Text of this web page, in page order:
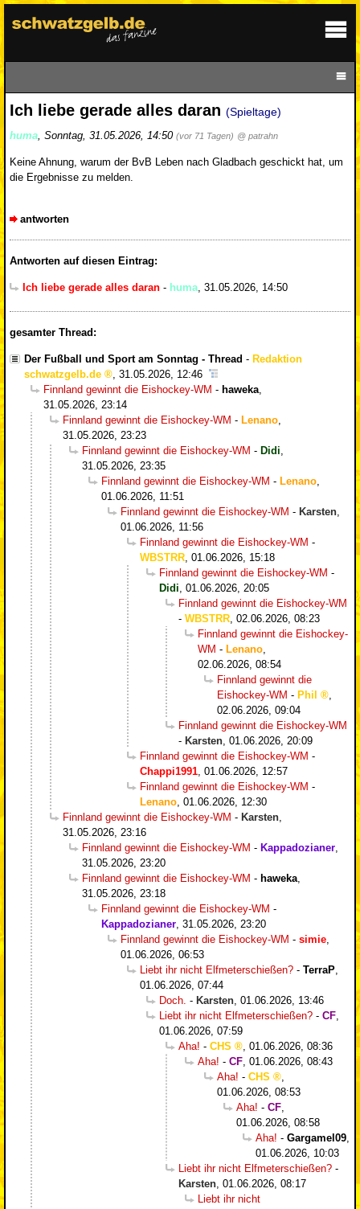
Ich liebe gerade alles daran (Spieltage)
huma, Sonntag, 31.05.2026, 14:50 (vor 71 Tagen) @ patrahn
Keine Ahnung, warum der BvB Leben nach Gladbach geschickt hat, um
die Ergebnisse zu melden.
antworten
Antworten auf diesen Eintrag:
Ich liebe gerade alles daran - huma, 31.05.2026, 14:50
gesamter Thread:
Der Fußball und Sport am Sonntag - Thread - Redaktion
schwatzgelb.de
31.05.2026, 12:46
Finnland gewinnt die Eishockey-WM - haweka
31.05.2026, 23:14
Finnland gewinnt die Eishockey-WM - Lenano
31.05.2026, 23:23
Finnland gewinnt die Eishockey-WM - Didi
31.05.2026, 23:35
Finnland gewinnt die Eishockey-WM - Lenano
01.06.2026, 11:51
Finnland gewinnt die Eishockey-WM - Karsten
01.06.2026, 11:56
Finnland gewinnt die Eishockey-WM -
WBSTRR 01.06.2026, 15:18
Finnland gewinnt die Eishockey-WM -
Didi 01.06.2026, 20:05
Finnland gewinnt die Eishockey-WM
- WBSTRR 02.06.2026, 08:23
Finnland gewinnt die Eishockey-
WM - Lenano
02.06.2026, 08:54
Finnland gewinnt die
Eishockey-WM - Phil
02.06.2026, 09:04
Finnland gewinnt die Eishockey-WM
- Karsten 01.06.2026, 20:09
Finnland gewinnt die Eishockey-WM -
Chappi1991 01.06.2026, 12:57
Finnland gewinnt die Eishockey-WM -
Lenano 01.06.2026, 12:30
Finnland gewinnt die Eishockey-WM - Karsten
31.05.2026, 23:16
Finnland gewinnt die Eishockey-WM - Kappadozianer
31.05.2026, 23:20
Finnland gewinnt die Eishockey-WM - haweka
31.05.2026, 23:18
Finnland gewinnt die Eishockey-WM -
Kappadozianer 31.05.2026, 23:20
Finnland gewinnt die Eishockey-WM - simie
01.06.2026, 06:53
Liebt ihr nicht Elfmeterschießen? - TerraP
01.06.2026, 07:44
Doch. - Karsten 01.06.2026, 13:46
Liebt ihr nicht Elfmeterschießen? - CF
01.06.2026, 07:59
Aha! - CHS
01.06.2026, 08:36
Aha! - CF 01.06.2026, 08:43
Aha! - CHS
01.06.2026, 08:53
Aha! - CF
01.06.2026, 08:58
Aha! - Gargamel09
01.06.2026, 10:03
Liebt ihr nicht Elfmeterschießen? -
Karsten 01.06.2026, 08:17
Liebt ihr nicht